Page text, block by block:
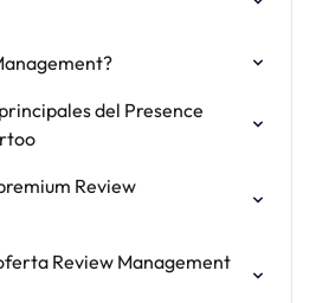
del Presence
Review
Review Management